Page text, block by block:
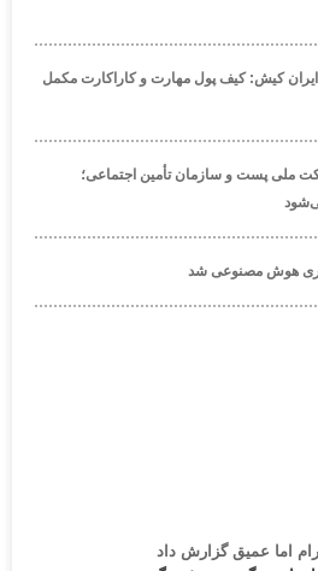
کیش: کیف پول مهارت و کاراکارت مکمل
ملی پست و سازمان تأمین اجتماعی؛
هوش مصنوعی شد
اما عمیق گزارش داد